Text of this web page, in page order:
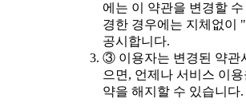
에는 이 약관을 변경할
경한 경우에는 지체없이
공시합니다.
③ 이용자는 변경된 약관
으면, 언제나 서비스 이
약을 해지할 수 있습니다.